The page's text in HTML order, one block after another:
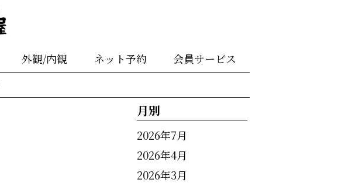
外観/内観 ネット予約 会員サービス
月別
2026年7月
2026年4月
2026年3月